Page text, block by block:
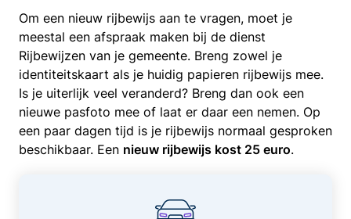
Om een nieuw rijbewijs aan te vragen, moet je
meestal een afspraak maken bij de dienst
Rijbewijzen van je gemeente. Breng zowel je
identiteitskaart als je huidig papieren rijbewijs mee.
Is je uiterlijk veel veranderd? Breng dan ook een
nieuwe pasfoto mee of laat er daar een nemen. Op
een paar dagen tijd is je rijbewijs normaal gesproken
beschikbaar. Een nieuw rijbewijs kost 25 euro.